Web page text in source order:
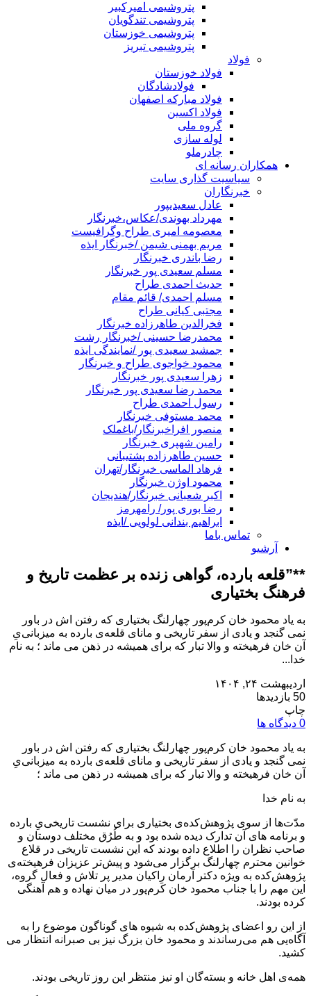
پتروشیمی امیرکبیر
پتروشیمی تندگویان
پتروشیمی خوزستان
پتروشیمی تبریز
فولاد
فولاد خوزستان
فولادشادگان
فولاد مبارکه اصفهان
فولاد اکسین
گروه ملی
لوله سازی
چادرملو
همکاران رسانه ای
سیاسیت گذاری سایت
خبرنگاران
عادل سعیدیپور
مهرداد بهوندی/عکاس،خبرنگار
معصومه امیری طراح وگرافیست
مریم بهمنی شیمن /خبرنگار ایذه
رضا باندری خبرنگار
مسلم سعیدی پور خبرنگار
حدیث احمدی طراح
مسلم احمدی/ قائم مقام
مجتبی کیانی طراح
فخرالدین طاهرزاده خبرنگار
محمدرضا حسینی /خبرنگار رشت
جمشید سعیدی پور /نمایندگی ایذه
محمود خواجوی طراح و خبرنگار
زهرا سعیدی پور خبرنگار
محمد رضا سعیدی پور خبرنگار
رسول احمدی طراح
محمد مستوفی خبرنگار
منصور افراخبرنگار/باغملک
رامین شهپری خبرنگار
حسین طاهرزاده پشتیبانی
فرهاد الماسی خبرنگار/تهران
محمود اوژن خبرنگار
اکبر شعبانی خبرنگار/هندیجان
رضا بوری پور/ رامهرمز
ابراهیم بندانی لولویی /ایذه
تماس باما
آرشیو
**”قلعه بارده، گواهی زنده بر عظمت تاریخ و
فرهنگ بختیاری
به یاد محمود خان کرم‌پور چهارلنگ بختیاری که رفتن اش در باور
نمی گنجد و یادی از سفر تاریخی و مانای قلعه‌ی بارده به میزبانی‌یِ
آن خان فرهیخته و والا تبار که برای همیشه در ذهن می ماند ؛ به نام
خدا...
اردیبهشت ۲۴, ۱۴۰۴
50 بازدیدها
چاپ
0 دیدگاه ها
به یاد محمود خان کرم‌پور چهارلنگ بختیاری که رفتن اش در باور
نمی گنجد و یادی از سفر تاریخی و مانای قلعه‌ی بارده به میزبانی‌یِ
آن خان فرهیخته و والا تبار که برای همیشه در ذهن می ماند ؛
به نام خدا
مدّت‌ها از سوی پژوهش‌کده‌ی بختیاری برای نشست تاریخی‌یِ بارده
و برنامه های آن تدارک دیده شده بود و به طُرُق مختلف دوستان و
صاحب نظران را اطلاع داده بودند که این نشست تاریخی در قلاع
خوانین محترم چهارلنگ برگزار می‌شود و پیش‌‌تر عزیزان فرهیخته‌ی
پژوهش‌کده به ویژه دکتر آرمان راکیان مدیر پر تلاش و فعال گروه،
این مهم را با جناب محمود خان کَرم‌پور در میان نهاده و هم آهنگی
کرده بودند.
از این رو اعضای پژوهش‌کده به شیوه های گوناگون موضوع را به
آگاه‌یی هم می‌رساندند و محمود خان بزرگ نیز بی صبرانه انتظار می
کشید.
همه‌ی اهل خانه و بسته‌گان او نیز منتظر این روز تاریخی بودند.